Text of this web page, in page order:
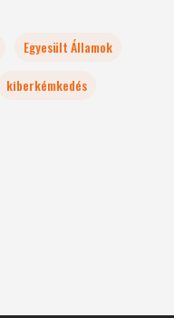
Egyesült Államok
kiberkémkedés